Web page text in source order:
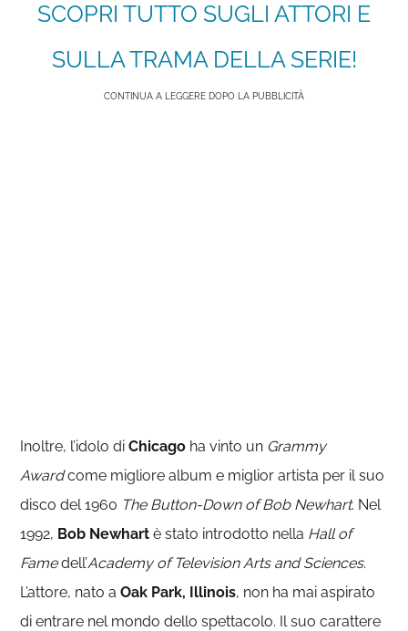
SCOPRI TUTTO SUGLI ATTORI E
SULLA TRAMA DELLA SERIE!
CONTINUA A LEGGERE DOPO LA PUBBLICITÀ
Inoltre, l’idolo diChicago ha vinto un Grammy
Awardcome migliore album e miglior artista per il suo
disco del 1960 The Button-Down of Bob Newhart. Nel
1992, Bob Newhartè stato introdotto nella Hall of
Famedell’Academy of Television Arts and Sciences.
L’attore, nato aOak Park, Illinois, non ha mai aspirato
di entrare nel mondo dello spettacolo. Il suo carattere